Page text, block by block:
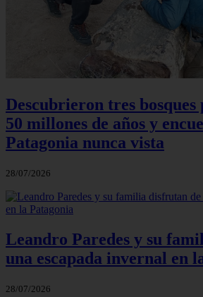
Descubrieron tres
50 millones de años y
Patagonia nunca vista
28/07/2026
Leandro Paredes y su
una escapada invernal en
28/07/2026